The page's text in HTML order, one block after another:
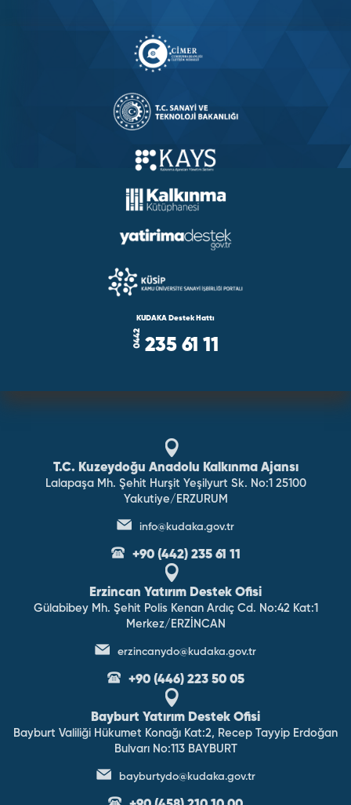
KUDAKA Destek Hattı
235 61 11
T.C. Kuzeydoğu Anadolu Kalkınma Ajansı
Lalapaşa Mh. Şehit Hurşit Yeşilyurt Sk. No:1 25100
Yakutiye/ERZURUM
info@kudaka.gov.tr
+90 (442) 235 61 11
Erzincan Yatırım Destek Ofisi
Gülabibey Mh. Şehit Polis Kenan Ardıç Cd. No:42 Kat:1
Merkez/ERZİNCAN
erzincanydo@kudaka.gov.tr
+90 (446) 223 50 05
Bayburt Yatırım Destek Ofisi
Bayburt Valiliği Hükumet Konağı Kat:2, Recep Tayyip Erdoğan
Bulvarı No:113 BAYBURT
bayburtydo@kudaka.gov.tr